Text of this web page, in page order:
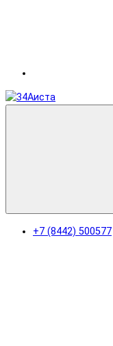
+7 (8442) 500577